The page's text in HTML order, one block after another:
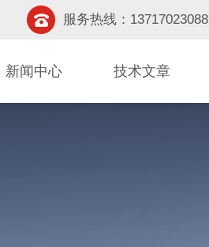
服务热线：13717023088
新闻中心 技术文章